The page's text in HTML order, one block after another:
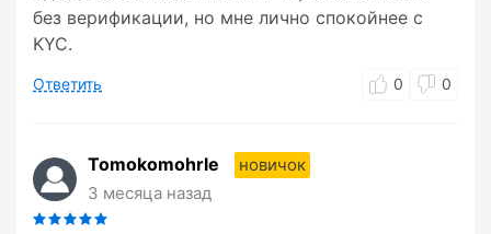
без верификации, но мне лично спокойнее с
KYC.
Ответить 0 0
Tomokomohrle
новичок
3 месяца назад